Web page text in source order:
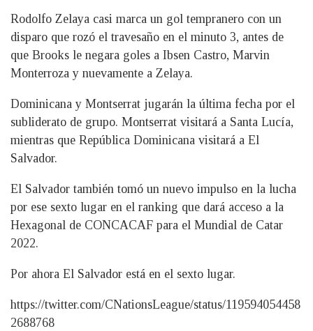
Rodolfo Zelaya casi marca un gol tempranero con un
disparo que rozó el travesaño en el minuto 3, antes de
que Brooks le negara goles a Ibsen Castro, Marvin
Monterroza y nuevamente a Zelaya.
Dominicana y Montserrat jugarán la última fecha por el
subliderato de grupo. Montserrat visitará a Santa Lucía,
mientras que República Dominicana visitará a El
Salvador.
El Salvador también tomó un nuevo impulso en la lucha
por ese sexto lugar en el ranking que dará acceso a la
Hexagonal de CONCACAF para el Mundial de Catar
2022.
Por ahora El Salvador está en el sexto lugar.
https://twitter.com/CNationsLeague/status/119594054458
2688768